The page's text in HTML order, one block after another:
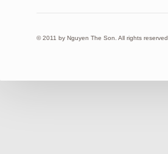
© 2011 by Nguyen The Son. All rights reserved.